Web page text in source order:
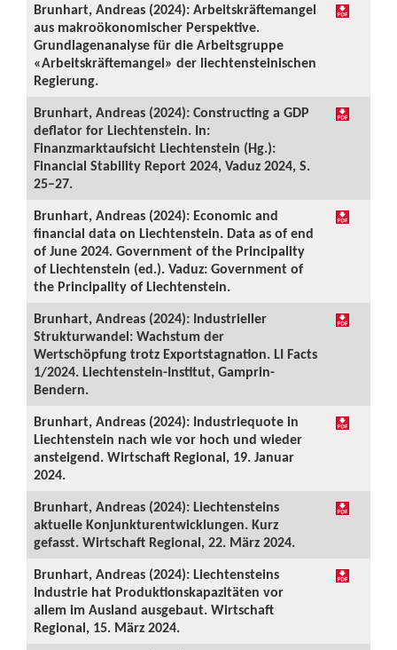
Brunhart, Andreas (2024): Arbeitskräftemangel
aus makroökonomischer Perspektive.
Grundlagenanalyse für die Arbeitsgruppe
«Arbeitskräftemangel» der liechtensteinischen
Regierung.
Brunhart, Andreas (2024): Constructing a GDP
deflator for Liechtenstein. In:
Finanzmarktaufsicht Liechtenstein (Hg.):
Financial Stability Report 2024, Vaduz 2024, S.
25–27.
Brunhart, Andreas (2024): Economic and
financial data on Liechtenstein. Data as of end
of June 2024. Government of the Principality
of Liechtenstein (ed.). Vaduz: Government of
the Principality of Liechtenstein.
Brunhart, Andreas (2024): Industrieller
Strukturwandel: Wachstum der
Wertschöpfung trotz Exportstagnation. LI Facts
1/2024. Liechtenstein-Institut, Gamprin-
Bendern.
Brunhart, Andreas (2024): Industriequote in
Liechtenstein nach wie vor hoch und wieder
ansteigend. Wirtschaft Regional, 19. Januar
2024.
Brunhart, Andreas (2024): Liechtensteins
aktuelle Konjunkturentwicklungen. Kurz
gefasst. Wirtschaft Regional, 22. März 2024.
Brunhart, Andreas (2024): Liechtensteins
Industrie hat Produktionskapazitäten vor
allem im Ausland ausgebaut. Wirtschaft
Regional, 15. März 2024.